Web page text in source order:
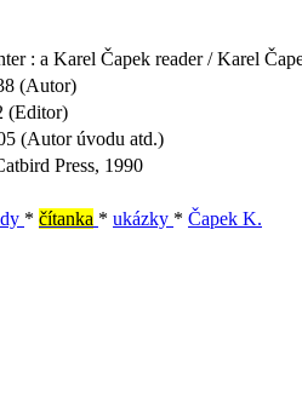
: a Karel Čapek reader / Karel
(Autor)
(Editor)
(Autor úvodu atd.)
Press, 1990
* čítanka * ukázky * Čapek K.